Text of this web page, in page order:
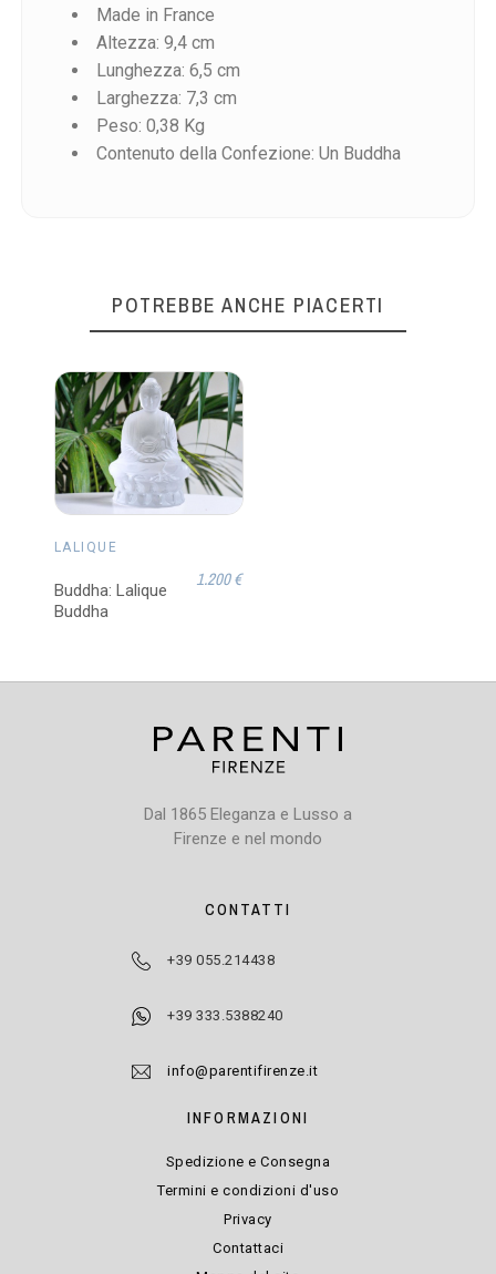
Made in France
Altezza: 9,4 cm
Lunghezza: 6,5 cm
Larghezza: 7,3 cm
Peso: 0,38 Kg
Contenuto della Confezione: Un Buddha
Riferimento
2609200
POTREBBE ANCHE PIACERTI
LALIQUE
Buddha: Lalique
Buddha
1.200 €
Dal 1865 Eleganza e Lusso a
Firenze e nel mondo
CONTATTI
+39 055.214438
+39 333.5388240
info@parentifirenze.it
INFORMAZIONI
Spedizione e Consegna
Termini e condizioni d'uso
Privacy
Contattaci